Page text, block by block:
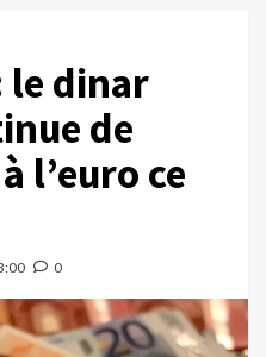
le dinar
de
l’euro ce
0